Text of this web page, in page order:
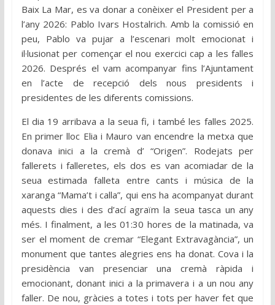
Baix La Mar, es va donar a conèixer el President per a
l’any 2026: Pablo Ivars Hostalrich. Amb la comissió en
peu, Pablo va pujar a l’escenari molt emocionat i
il·lusionat per començar el nou exercici cap a les falles
2026. Després el vam acompanyar fins l’Ajuntament
en l’acte de recepció dels nous presidents i
presidentes de les diferents comissions.
El dia 19 arribava a la seua fi, i també les falles 2025.
En primer lloc Elia i Mauro van encendre la metxa que
donava inici a la cremà d’ “Origen”. Rodejats per
fallerets i falleretes, els dos es van acomiadar de la
seua estimada falleta entre cants i música de la
xaranga “Mama’t i calla”, qui ens ha acompanyat durant
aquests dies i des d’ací agraïm la seua tasca un any
més. I finalment, a les 01:30 hores de la matinada, va
ser el moment de cremar “Elegant Extravagància”, un
monument que tantes alegries ens ha donat. Cova i la
presidència van presenciar una cremà ràpida i
emocionant, donant inici a la primavera i a un nou any
faller. De nou, gràcies a totes i tots per haver fet que